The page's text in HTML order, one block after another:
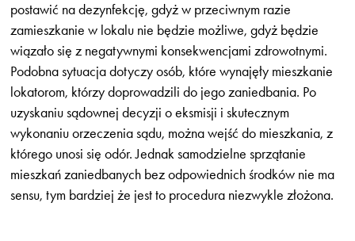
postawić na dezynfekcję, gdyż w przeciwnym razie
zamieszkanie w lokalu nie będzie możliwe, gdyż będzie
wiązało się z negatywnymi konsekwencjami zdrowotnymi.
Podobna sytuacja dotyczy osób, które wynajęły mieszkanie
lokatorom, którzy doprowadzili do jego zaniedbania. Po
uzyskaniu sądownej decyzji o eksmisji i skutecznym
wykonaniu orzeczenia sądu, można wejść do mieszkania, z
którego unosi się odór. Jednak samodzielne sprzątanie
mieszkań zaniedbanych bez odpowiednich środków nie ma
sensu, tym bardziej że jest to procedura niezwykle złożona.